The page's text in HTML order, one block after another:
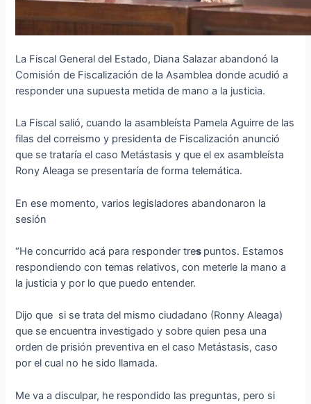
La Fiscal General del Estado, Diana Salazar abandonó la
Comisión de Fiscalización de la Asamblea donde acudió a
responder una supuesta metida de mano a la justicia.
La Fiscal salió, cuando la asambleísta Pamela Aguirre de las
filas del correismo y presidenta de Fiscalización anunció
que se trataría el caso Metástasis y que el ex asambleísta
Rony Aleaga se presentaría de forma telemática.
En ese momento, varios legisladores abandonaron la
sesión
“He concurrido acá para responder tres puntos. Estamos
respondiendo con temas relativos, con meterle la mano a
la justicia y por lo que puedo entender.
Dijo que si se trata del mismo ciudadano (Ronny Aleaga)
que se encuentra investigado y sobre quien pesa una
orden de prisión preventiva en el caso Metástasis, caso
por el cual no he sido llamada.
Me va a disculpar, he respondido las preguntas, pero si